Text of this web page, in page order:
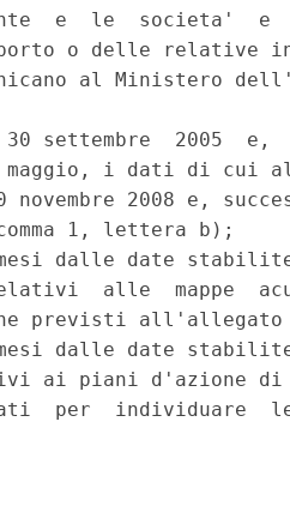
e  le  societa'
o delle relative
al Ministero
settembre  2005  e,
i dati di cui al
novembre 2008 e,
1, lettera b);
dalle date
alle  mappe
previsti
dalle date
ai piani d'azione di
per  individuare  le